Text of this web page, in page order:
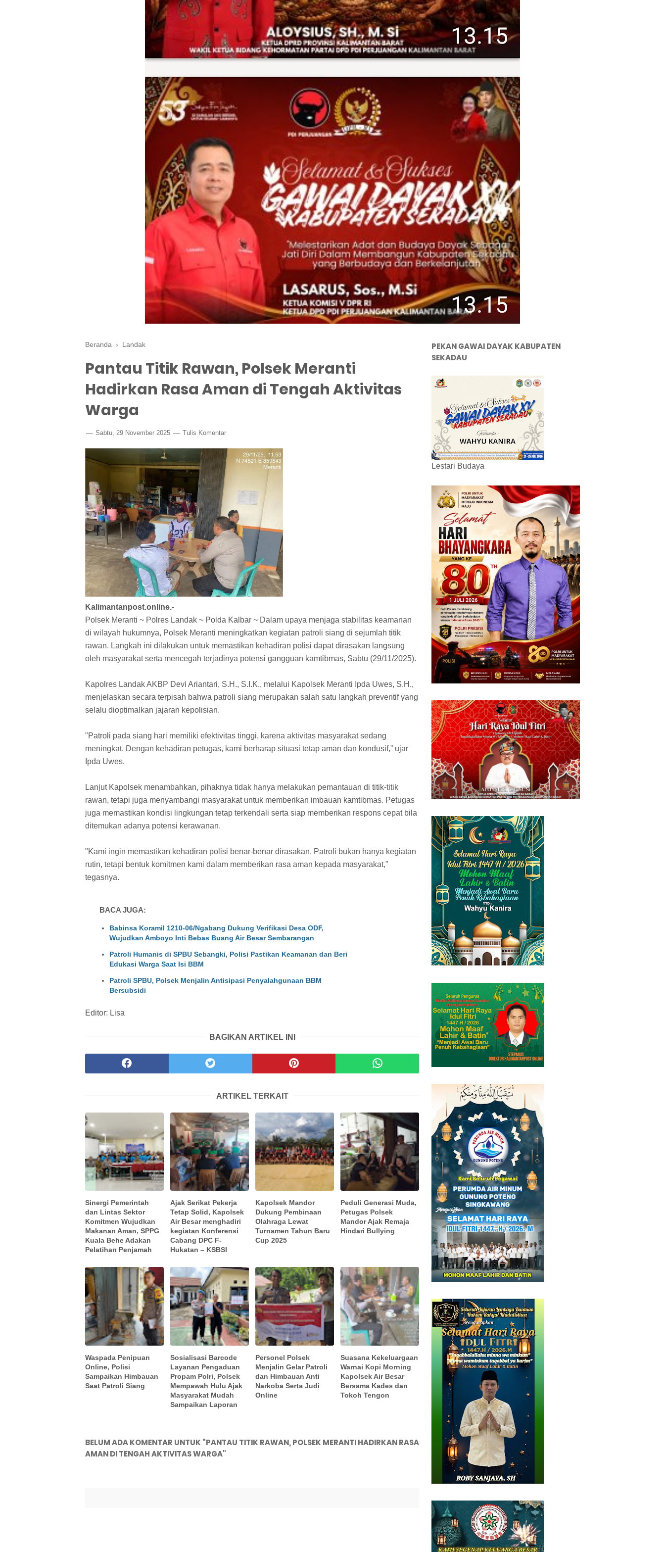
Beranda › Landak
Pantau Titik Rawan, Polsek Meranti
Hadirkan Rasa Aman di Tengah Aktivitas
Warga
Sabtu, 29 November 2025 Tulis Komentar
Kalimantanpost.online.-
Polsek Meranti ~ Polres Landak ~ Polda Kalbar ~ Dalam upaya menjaga stabilitas keamanan
di wilayah hukumnya, Polsek Meranti meningkatkan kegiatan patroli siang di sejumlah titik
rawan. Langkah ini dilakukan untuk memastikan kehadiran polisi dapat dirasakan langsung
oleh masyarakat serta mencegah terjadinya potensi gangguan kamtibmas, Sabtu (29/11/2025).
Kapolres Landak AKBP Devi Ariantari, S.H., S.I.K., melalui Kapolsek Meranti Ipda Uwes, S.H.,
menjelaskan secara terpisah bahwa patroli siang merupakan salah satu langkah preventif yang
selalu dioptimalkan jajaran kepolisian.
"Patroli pada siang hari memiliki efektivitas tinggi, karena aktivitas masyarakat sedang
meningkat. Dengan kehadiran petugas, kami berharap situasi tetap aman dan kondusif,” ujar
Ipda Uwes.
Lanjut Kapolsek menambahkan, pihaknya tidak hanya melakukan pemantauan di titik-titik
rawan, tetapi juga menyambangi masyarakat untuk memberikan imbauan kamtibmas. Petugas
juga memastikan kondisi lingkungan tetap terkendali serta siap memberikan respons cepat bila
ditemukan adanya potensi kerawanan.
"Kami ingin memastikan kehadiran polisi benar-benar dirasakan. Patroli bukan hanya kegiatan
rutin, tetapi bentuk komitmen kami dalam memberikan rasa aman kepada masyarakat,”
tegasnya.
BACA JUGA:
Babinsa Koramil 1210-06/Ngabang Dukung Verifikasi Desa ODF,
Wujudkan Amboyo Inti Bebas Buang Air Besar Sembarangan
Patroli Humanis di SPBU Sebangki, Polisi Pastikan Keamanan dan Beri
Edukasi Warga Saat Isi BBM
Patroli SPBU, Polsek Menjalin Antisipasi Penyalahgunaan BBM
Bersubsidi
Editor: Lisa
BAGIKAN ARTIKEL INI
ARTIKEL TERKAIT
Sinergi Pemerintah
dan Lintas Sektor
Komitmen Wujudkan
Makanan Aman, SPPG
Kuala Behe Adakan
Pelatihan Penjamah
Ajak Serikat Pekerja
Tetap Solid, Kapolsek
Air Besar menghadiri
kegiatan Konferensi
Cabang DPC F-
Hukatan – KSBSI
Kapolsek Mandor
Dukung Pembinaan
Olahraga Lewat
Turnamen Tahun Baru
Cup 2025
Peduli Generasi Muda,
Petugas Polsek
Mandor Ajak Remaja
Hindari Bullying
Waspada Penipuan
Online, Polisi
Sampaikan Himbauan
Saat Patroli Siang
Sosialisasi Barcode
Layanan Pengaduan
Propam Polri, Polsek
Mempawah Hulu Ajak
Masyarakat Mudah
Sampaikan Laporan
Personel Polsek
Menjalin Gelar Patroli
dan Himbauan Anti
Narkoba Serta Judi
Online
Suasana Kekeluargaan
Warnai Kopi Morning
Kapolsek Air Besar
Bersama Kades dan
Tokoh Tengon
BELUM ADA KOMENTAR UNTUK "PANTAU TITIK RAWAN, POLSEK MERANTI HADIRKAN RASA
AMAN DI TENGAH AKTIVITAS WARGA"
PEKAN GAWAI DAYAK KABUPATEN
SEKADAU
Lestari Budaya